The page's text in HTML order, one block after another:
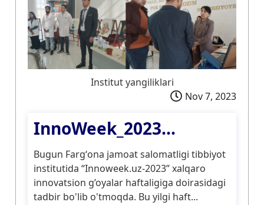
Institut yangiliklari
Nov 7, 2023
InnoWeek_2023...
Bugun Fargʻona jamoat salomatligi tibbiyot
institutida “Innoweek.uz-2023” xalqaro
innovatsion g’oyalar haftaligiga doirasidagi
tadbir bo'lib o'tmoqda. Bu yilgi haft...